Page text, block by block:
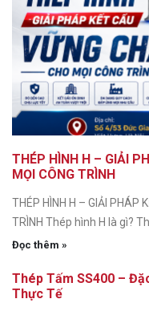
THÉP HÌNH H – GIẢI
MỌI CÔNG TRÌNH
THÉP HÌNH H – GIẢI PHÁP
TRÌNH Thép hình H là gì?
Đọc thêm »
Thép Tấm SS400 –
Thực Tế